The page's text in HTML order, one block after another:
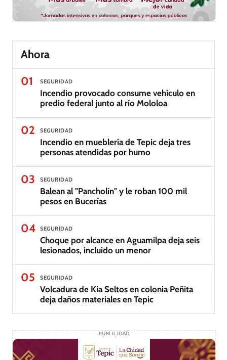
Ahora
01
SEGURIDAD
Incendio provocado consume vehículo en
predio federal junto al río Mololoa
02 SEGURIDAD
Incendio en mueblería de Tepic deja tres
personas atendidas por humo
03 SEGURIDAD
Balean al "Pancholín" y le roban 100 mil
pesos en Bucerías
04 SEGURIDAD
Choque por alcance en Aguamilpa deja seis
lesionados, incluido un menor
05 SEGURIDAD
Volcadura de Kia Seltos en colonia Peñita
deja daños materiales en Tepic
PUBLICIDAD